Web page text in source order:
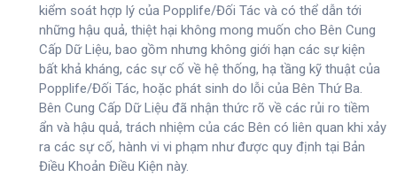
kiểm soát hợp lý của Popplife/Đối Tác và có thể dẫn tới
những hậu quả, thiệt hại không mong muốn cho Bên Cung
Cấp Dữ Liệu, bao gồm nhưng không giới hạn các sự kiện
bất khả kháng, các sự cố về hệ thống, hạ tầng kỹ thuật của
Popplife/Đối Tác, hoặc phát sinh do lỗi của Bên Thứ Ba.
Bên Cung Cấp Dữ Liệu đã nhận thức rõ về các rủi ro tiềm
ẩn và hậu quả, trách nhiệm của các Bên có liên quan khi xảy
ra các sự cố, hành vi vi phạm như được quy định tại Bản
Điều Khoản Điều Kiện này.